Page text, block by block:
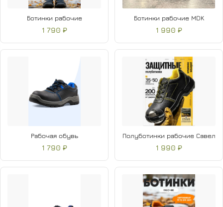
Ботинки рабочие
1 790 ₽
Ботинки рабочие MDK
1 990 ₽
Рабочая обувь
1 790 ₽
Полуботинки рабочие Савел
1 990 ₽